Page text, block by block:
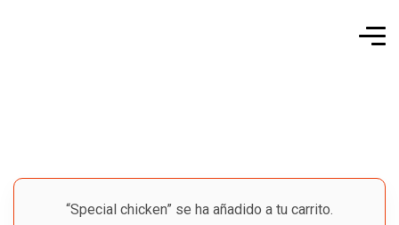
“Special chicken” se ha añadido a tu carrito.